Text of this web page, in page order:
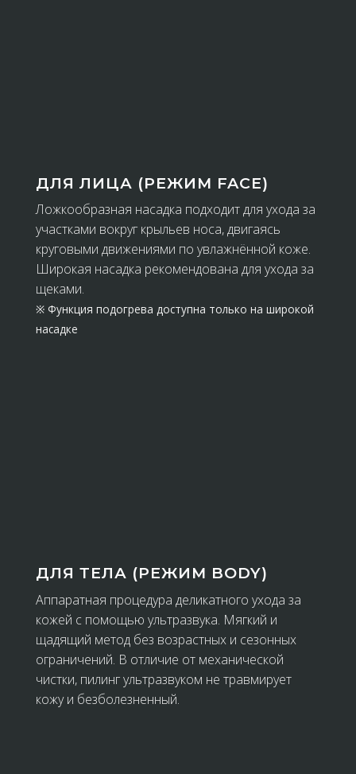
ДЛЯ ЛИЦА (РЕЖИМ FACE)
Ложкообразная насадка подходит для ухода за
участками вокруг крыльев носа, двигаясь
круговыми движениями по увлажнённой коже.
Широкая насадка рекомендована для ухода за
щеками.
※ Функция подогрева доступна только на широкой
насадке
ДЛЯ ТЕЛА (РЕЖИМ BODY)
Аппаратная процедура деликатного ухода за
кожей с помощью ультразвука. Мягкий и
щадящий метод без возрастных и сезонных
ограничений. В отличие от механической
чистки, пилинг ультразвуком не травмирует
кожу и безболезненный.